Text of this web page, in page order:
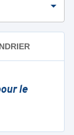
le